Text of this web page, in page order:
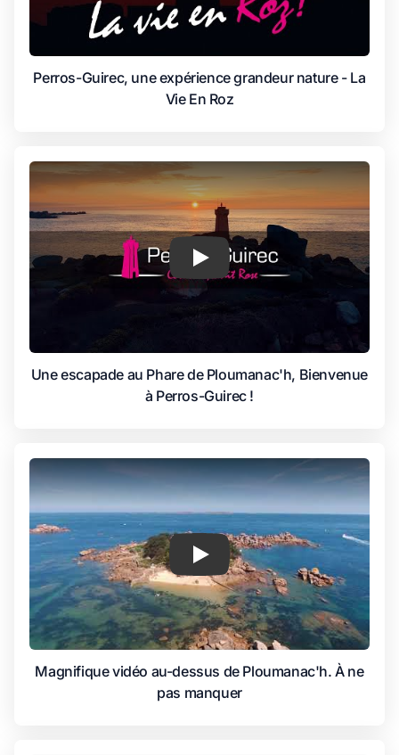
Perros-Guirec, une expérience grandeur nature - La
Vie En Roz
Play
Une escapade au Phare de Ploumanac'h, Bienvenue
à Perros-Guirec !
Play
Magnifique vidéo au-dessus de Ploumanac'h. À ne
pas manquer